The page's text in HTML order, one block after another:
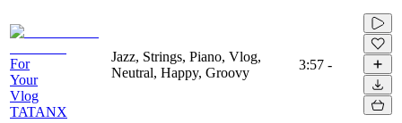
For
Your
Vlog
TATANX
Jazz, Strings, Piano, Vlog,
Neutral, Happy, Groovy
3:57 -